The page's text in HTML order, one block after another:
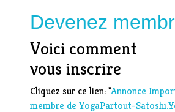
Devenez
Voici comment
vous inscrire
Cliquez sur ce lien: "Annonce
membre de YogaPartout-